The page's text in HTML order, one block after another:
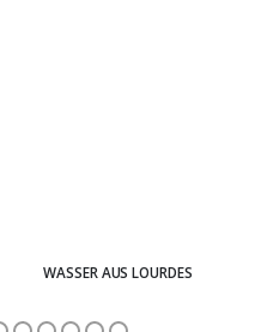
WASSER AUS LOURDES